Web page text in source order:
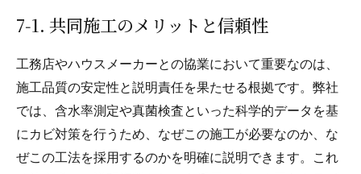
7‑1. 共同施工のメリットと信頼性
工務店やハウスメーカーとの協業において重要なのは、
施工品質の安定性と説明責任を果たせる根拠です。弊社
では、含水率測定や真菌検査といった科学的データを基
にカビ対策を行うため、なぜこの施工が必要なのか、な
ぜこの工法を採用するのかを明確に説明できます。これ